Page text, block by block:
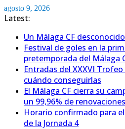
Saltar
al
agosto 9, 2026
Latest:
Un Málaga CF
Festival de goles en la
pretemporada del Málaga
Entradas del XXXVI
cuándo conseguirlas
El Málaga CF cierra su
un 99,96% de renovaciones
Horario confirmado para
de la Jornada 4